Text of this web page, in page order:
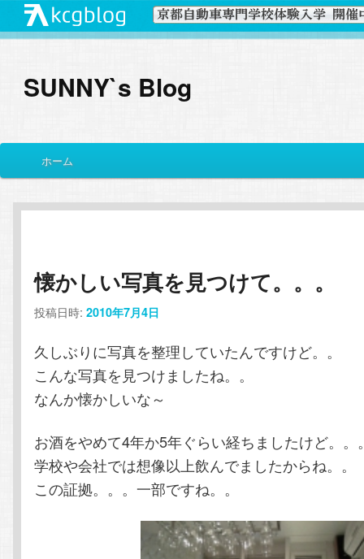
SUNNY`s Blog
イ
メ
イ
コ
ン
テ
ン
ツ
へ
サ
ブ
ン
テ
ン
ツ
へ
移
ホーム
懐かしい写真を見つけて。。。
投稿日時:2010年7月4日
久しぶりに写真を整理していたんですけど。。
こんな写真を見つけましたね。。
なんか懐かしいな～
お酒をやめて4年か5年ぐらい経ちましたけど。。
学校や会社では想像以上飲んでましたからね。。
この証拠。。。一部ですね。。